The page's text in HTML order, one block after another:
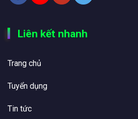
Liên kết nhanh
Trang chủ
Tuyển dụng
Tin tức